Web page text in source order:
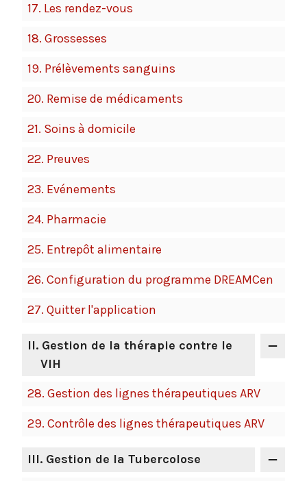
17. Les rendez-vous
18. Grossesses
19. Prélèvements sanguins
20. Remise de médicaments
21. Soins à domicile
22. Preuves
23. Evénements
24. Pharmacie
25. Entrepôt alimentaire
26. Configuration du programme DREAMCen
27. Quitter l'application
II. Gestion de la thérapie contre le
VIH
28. Gestion des lignes thérapeutiques ARV
29. Contrôle des lignes thérapeutiques ARV
III. Gestion de la Tubercolose